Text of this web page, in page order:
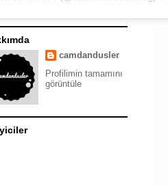
camdandusler
Profilimin tamamını
görüntüle